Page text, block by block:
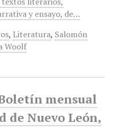
y ensayo, de…
, Literatura, Salomón
Woolf
mensual
de Nuevo León,